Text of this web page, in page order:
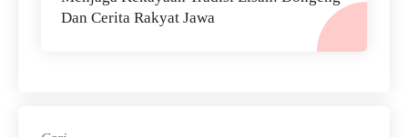
Dan Cerita Rakyat Jawa